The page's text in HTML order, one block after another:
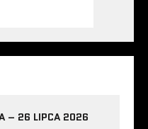
– 26 LIPCA 2026